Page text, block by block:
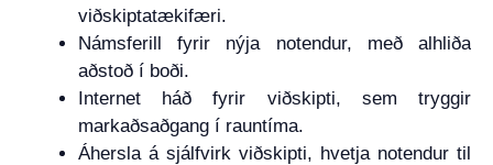
viðskiptatækifæri.
Námsferill fyrir nýja notendur, með alhliða
aðstoð í boði.
Internet háð fyrir viðskipti, sem tryggir
markaðsaðgang í rauntíma.
Áhersla á sjálfvirk viðskipti, hvetja notendur til